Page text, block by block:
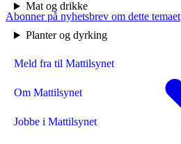
Mat og drikke
Planter og dyrking
Meld fra til Mattilsynet
Om Mattilsynet
Jobbe i Mattilsynet
Abonner på nyhetsbrev om dette temaet